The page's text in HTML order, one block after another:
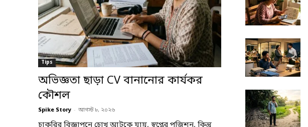
Tips
অভিজ্ঞতা ছাড়া CV বানানোর কার্যকর
কৌশল
Spike Story - আগস্ট ৮, ২০২৬
চাকরির বিজ্ঞাপনে চোখ আটকে যায়, স্বপ্নের পজিশন, কিন্তু